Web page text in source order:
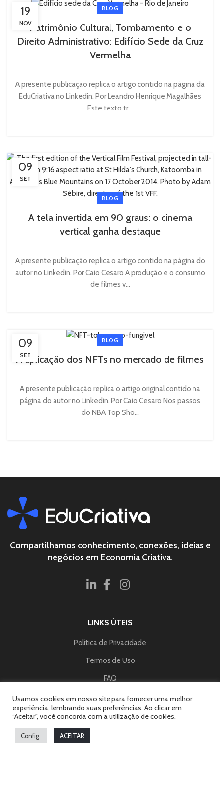
19
NOV
BLOG
Patrimônio Cultural, Tombamento e o
Direito Administrativo: Edifício Sede da Cruz
Vermelha
A presente publicação replica o artigo contido na página da
EduCriativa no Linkedin. Por Leandro Henrique Magalhães
Este texto tr...
09
SET
BLOG
A tela invertida em 90 graus: o cinema
vertical ganha destaque
A presente publicação replica o artigo contido na página do
autor no Linkedin. Por Caio Cesaro A produção e o consumo
de filmes v...
09
SET
BLOG
A aplicação dos NFTs no mercado de filmes
A presente publicação replica o artigo original contido na
página do autor no Linkedin. Por Caio Cesaro Nos passos
do NBA Top Sho...
Compartilhamos conhecimento, conexões, ideias e
negócios em Economia Criativa.
LINKS ÚTEIS
Política de Privacidade
Termos de Uso
FAQ
FALE CONOSCO
contato@educriativa.com.br
Usamos cookies em nosso site para fornecer uma melhor
experiência, lembrando suas preferências. Ao clicar em
“Aceitar”, você concorda com a utilização de cookies.
Config. ACEITAR